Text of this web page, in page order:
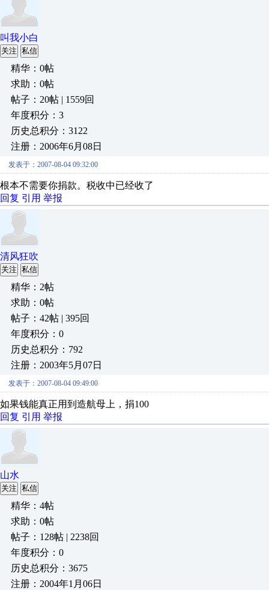
叫我小白
关注 私信
精华：0帖
求助：0帖
帖子：20帖 | 1559回
年度积分：3
历史总积分：3122
注册：2006年6月08日
发表于：2007-08-04 09:32:00
根本不需要你捐款。税收中已经收了
回复 引用 举报
清风狂吹
关注 私信
精华：2帖
求助：0帖
帖子：42帖 | 395回
年度积分：0
历史总积分：792
注册：2003年5月07日
发表于：2007-08-04 09:49:00
如果钱能真正用到造航母上，捐100
回复 引用 举报
山水
关注 私信
精华：4帖
求助：0帖
帖子：128帖 | 2238回
年度积分：0
历史总积分：3675
注册：2004年1月06日